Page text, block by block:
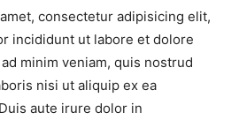
consectetur adipisicing elit,
incididunt ut labore et dolore
minim veniam, quis nostrud
nisi ut aliquip ex ea
aute irure dolor in